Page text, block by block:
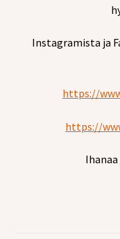
Instagramista ja
https://
https://